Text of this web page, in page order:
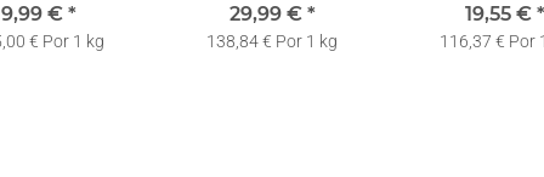
Dosificador |
en Pastillas
9,99 € *
€ Por 1 kg
Edulcorante Dosificador |
Stevia en Pastillas
29,99 € *
138,84 € Por 1 kg
Edulcorante |
Stevia
19,55 € *
116,37 € Por